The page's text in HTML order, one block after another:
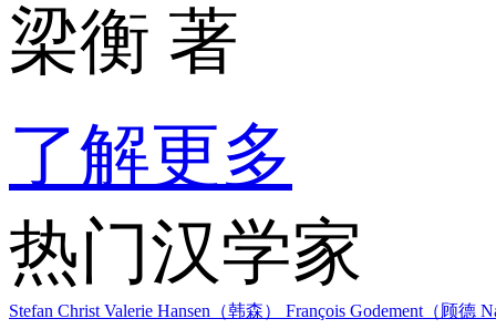
梁衡 著
了解更多
热门汉学家
Stefan Christ Valerie Hansen（韩森） François Godement（顾德